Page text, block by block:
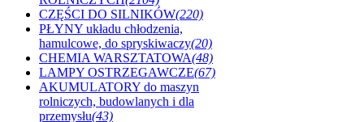
CZĘŚCI DO SILNIKÓW(220)
PŁYNY układu chłodzenia,
hamulcowe, do spryskiwaczy(20)
CHEMIA WARSZTATOWA(48)
LAMPY OSTRZEGAWCZE(67)
AKUMULATORY do maszyn
rolniczych, budowlanych i dla
przemysłu(43)